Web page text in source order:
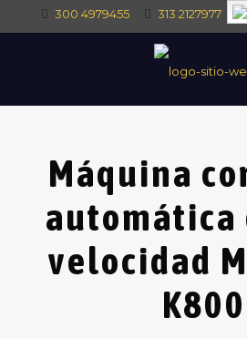
300 4979455 313 2127977
Máquina
automática
velocidad
K800